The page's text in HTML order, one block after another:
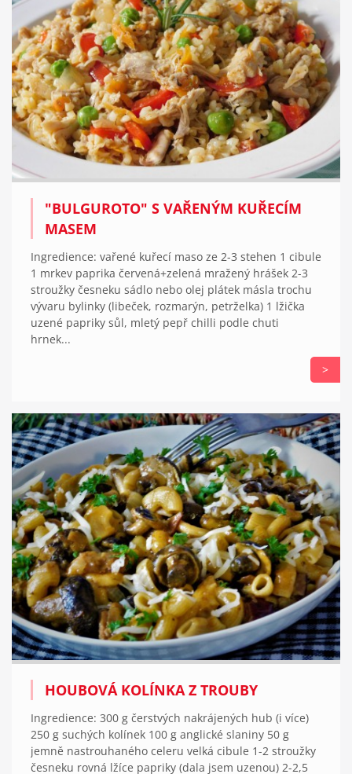
"BULGUROTO" S VAŘENÝM KUŘECÍM
MASEM
Ingredience: vařené kuřecí maso ze 2-3 stehen 1 cibule
1 mrkev paprika červená+zelená mražený hrášek 2-3
stroužky česneku sádlo nebo olej plátek másla trochu
vývaru bylinky (libeček, rozmarýn, petrželka) 1 lžička
uzené papriky sůl, mletý pepř chilli podle chuti
hrnek...
>
HOUBOVÁ KOLÍNKA Z TROUBY
Ingredience: 300 g čerstvých nakrájených hub (i více)
250 g suchých kolínek 100 g anglické slaniny 50 g
jemně nastrouhaného celeru velká cibule 1-2 stroužky
česneku rovná lžíce papriky (dala jsem uzenou) 2-2,5